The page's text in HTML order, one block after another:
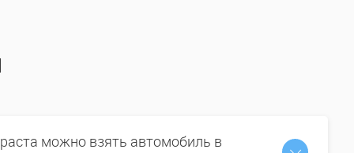
можно взять автомобиль в